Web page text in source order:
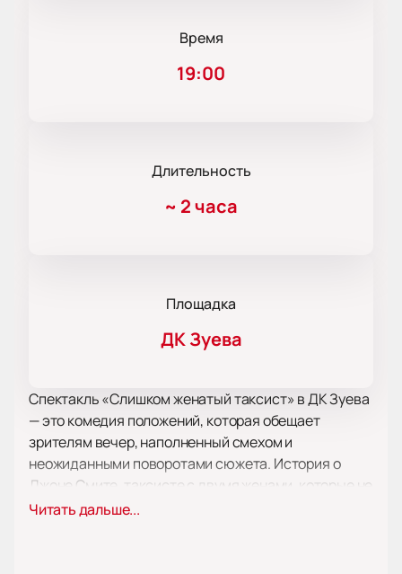
Время
19:00
Длительность
~ 2 часа
Площадка
ДК Зуева
Спектакль «Слишком женатый таксист» в ДК Зуева
— это комедия положений, которая обещает
зрителям вечер, наполненный смехом и
неожиданными поворотами сюжета. История о
Джоне Смите, таксисте с двумя женами, которые не
подозревают о существовании друг друга,
Читать дальше...